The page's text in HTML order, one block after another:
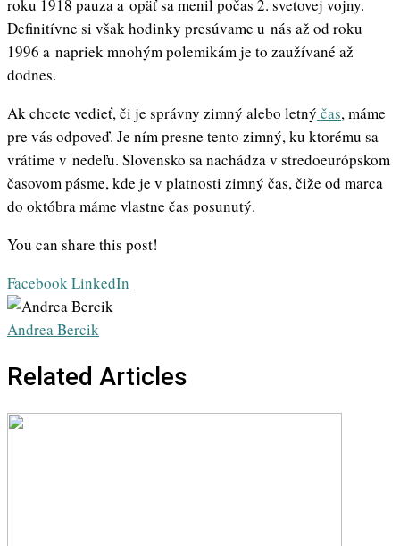
roku 1918 pauza a opäť sa menil počas 2. svetovej vojny.
Definitívne si však hodinky presúvame u nás až od roku
1996 a napriek mnohým polemikám je to zaužívané až
dodnes.
Ak chcete vedieť, či je správny zimný alebo letný čas, máme
pre vás odpoveď. Je ním presne tento zimný, ku ktorému sa
vrátime v nedeľu. Slovensko sa nachádza v stredoeurópskom
časovom pásme, kde je v platnosti zimný čas, čiže od marca
do októbra máme vlastne čas posunutý.
You can share this post!
FacebookLinkedIn
Andrea Bercik
Related Articles